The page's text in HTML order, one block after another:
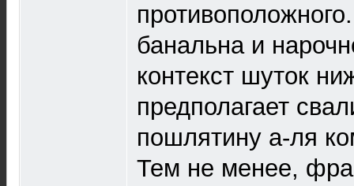
банальна и
контекст шуток
предполагает
пошлятину а-ля
Тем не менее,